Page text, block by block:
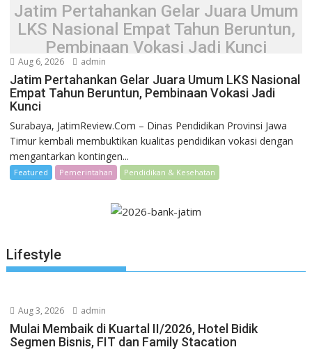
Jatim Pertahankan Gelar Juara Umum
LKS Nasional Empat Tahun Beruntun,
Pembinaan Vokasi Jadi Kunci
Aug 6, 2026 admin
Jatim Pertahankan Gelar Juara Umum LKS Nasional
Empat Tahun Beruntun, Pembinaan Vokasi Jadi
Kunci
Surabaya, JatimReview.Com – Dinas Pendidikan Provinsi Jawa
Timur kembali membuktikan kualitas pendidikan vokasi dengan
mengantarkan kontingen...
Featured Pemerintahan Pendidikan & Kesehatan
Lifestyle
Aug 3, 2026 admin
Mulai Membaik di Kuartal II/2026, Hotel Bidik
Segmen Bisnis, FIT dan Family Stacation